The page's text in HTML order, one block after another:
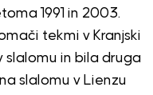
1991 in 2003.
tekmi v Kranjski
slalomu in bila druga
slalomu v Lienzu